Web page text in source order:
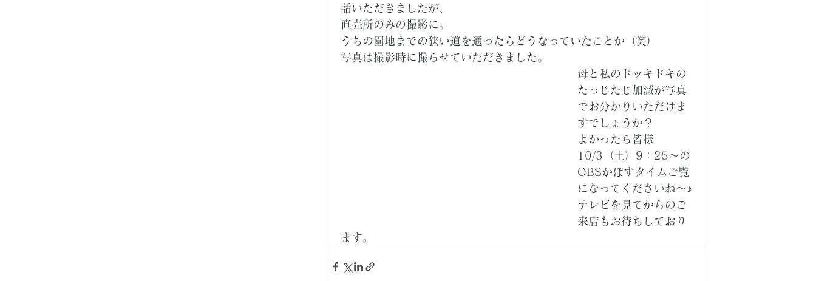
話いただきましたが、
直売所のみの撮影に。
うちの園地までの狭い道を通ったらどうなっていたことか（笑）
写真は撮影時に撮らせていただきました。
母と私のドッキドキの
たっじたじ加減が写真
でお分かりいただけま
すでしょうか？
よかったら皆様
10/3（土）9：25～の
OBSかぼすタイムご覧
になってくださいね～♪
テレビを見てからのご
来店もお待ちしており
ます。